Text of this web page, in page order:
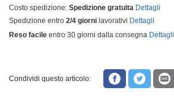
Costo spedizione: Spedizione gratuita Dettagli
Spedizione entro 2/4 giorni lavorativi Dettagli
Reso facile entro 30 giorni dalla consegna Dettagli
Condividi questo articolo: